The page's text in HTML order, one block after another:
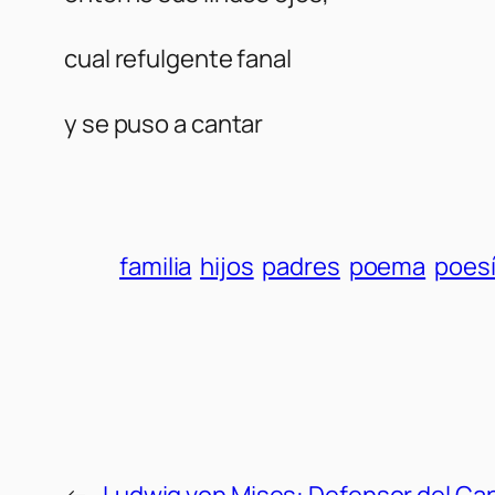
cual refulgente fanal
y se puso a cantar
familia hijos padres poema